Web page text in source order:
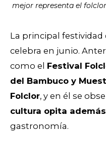
mejor representa el
La principal festividad
celebra en junio.
como el Festival
del Bambuco y
Folclor, y en él se
cultura opita
gastronomía.